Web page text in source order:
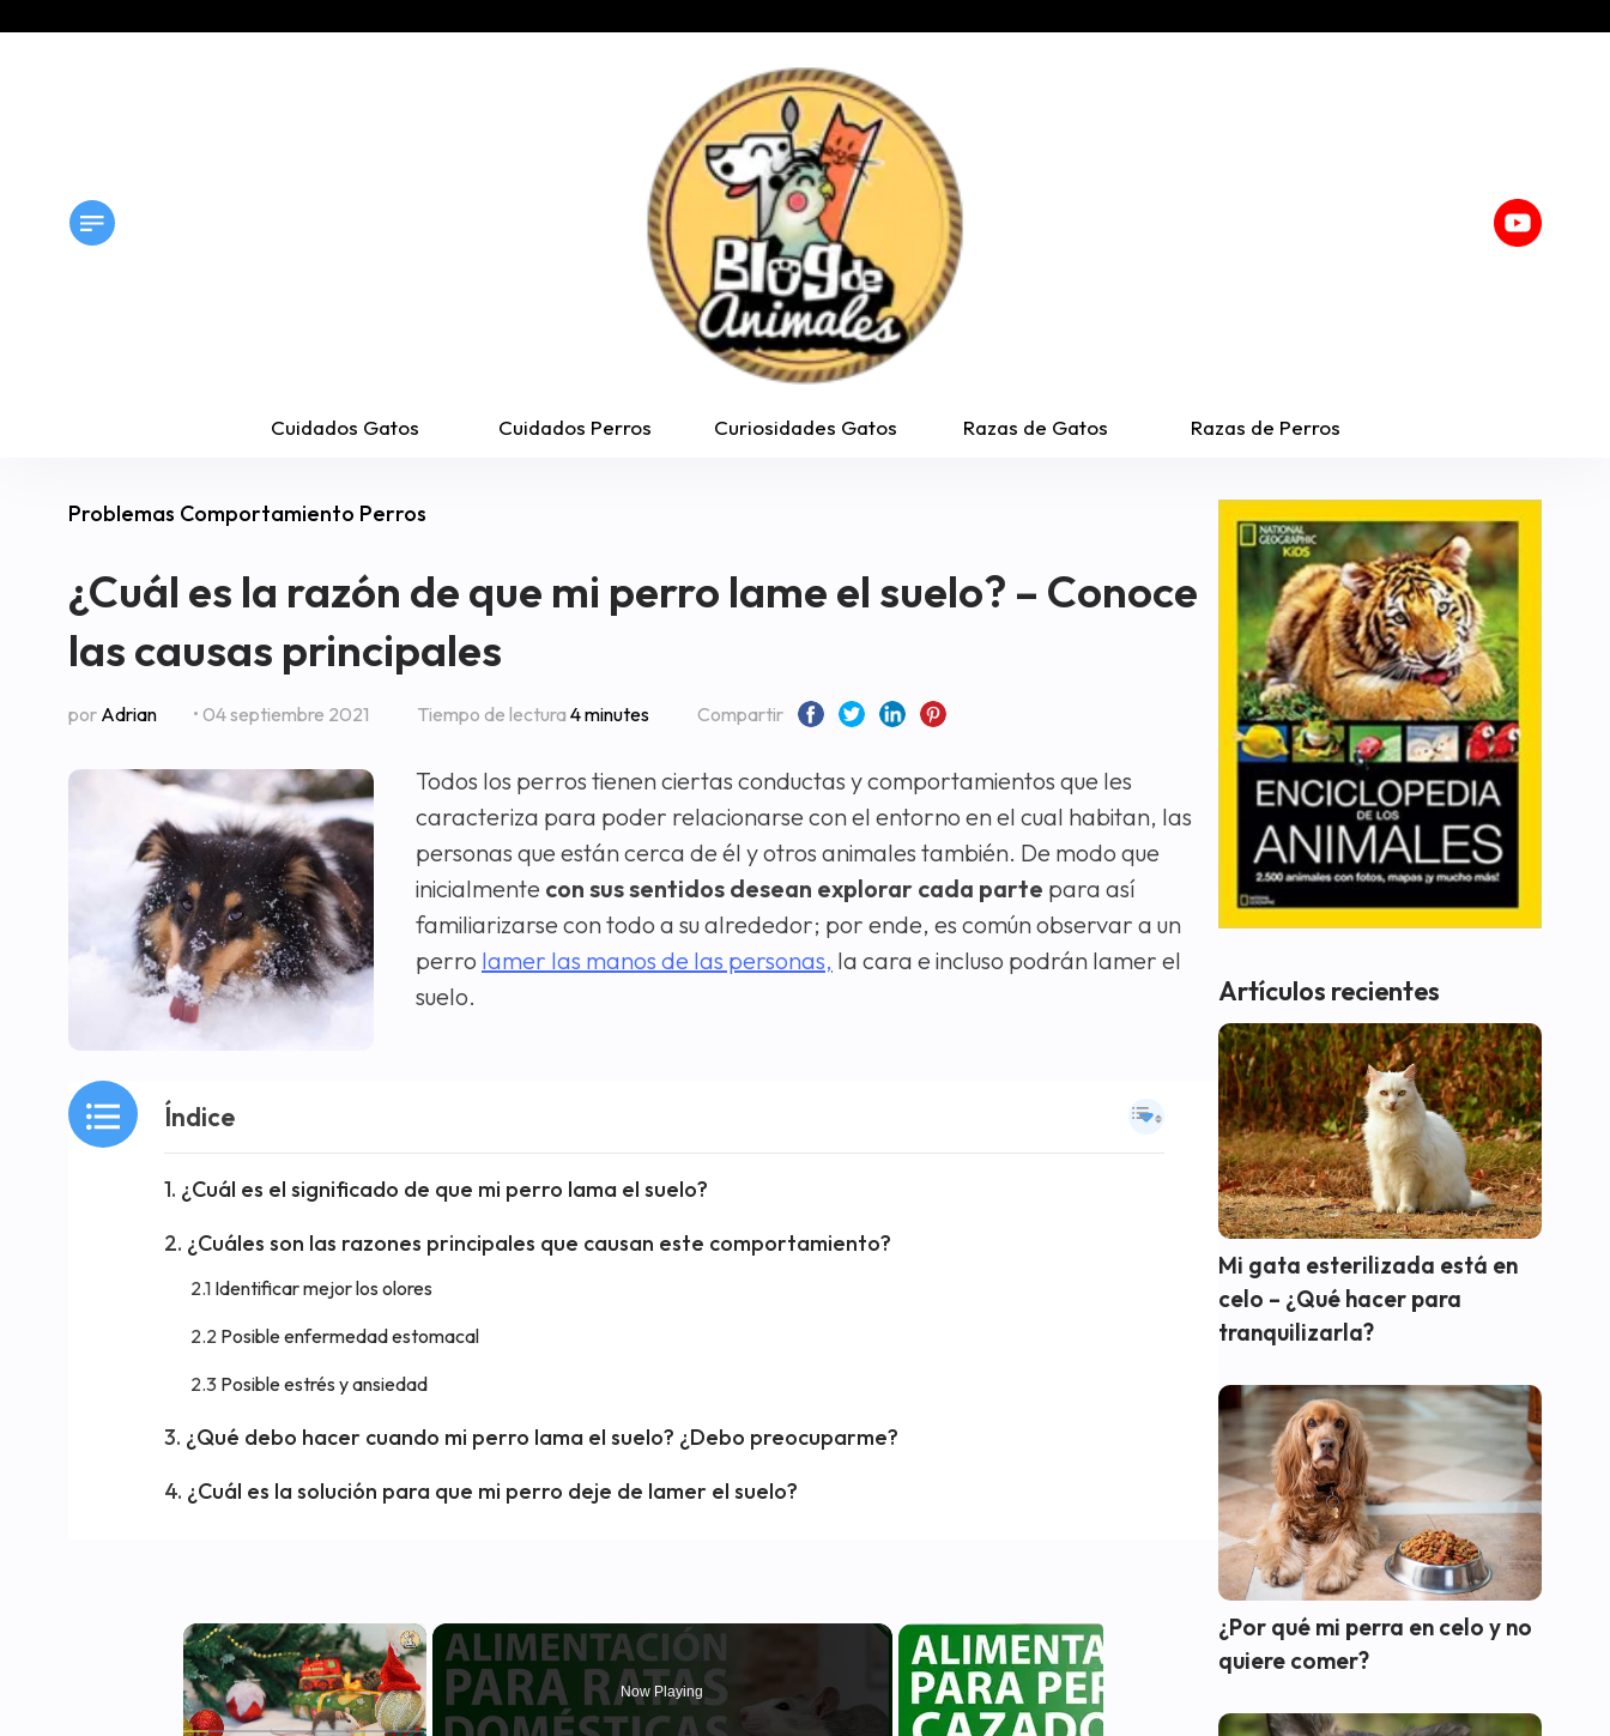
Cuidados Gatos Cuidados Perros Curiosidades Gatos Razas de Gatos Razas de Perros
Problemas Comportamiento Perros
¿Cuál es la razón de que mi perro lame el suelo? – Conoce
las causas principales
por Adrian • 04 septiembre 2021 Tiempo de lectura4 minutes Compartir
Todos los perros tienen ciertas conductas y comportamientos que les
caracteriza para poder relacionarse con el entorno en el cual habitan, las
personas que están cerca de él y otros animales también. De modo que
inicialmente con sus sentidos desean explorar cada parte para así
familiarizarse con todo a su alrededor; por ende, es común observar a un
perro lamer las manos de las personas, la cara e incluso podrán lamer el
suelo.
Índice
¿Cuál es el significado de que mi perro lama el suelo?
¿Cuáles son las razones principales que causan este comportamiento?
Identificar mejor los olores
Posible enfermedad estomacal
Posible estrés y ansiedad
¿Qué debo hacer cuando mi perro lama el suelo? ¿Debo preocuparme?
¿Cuál es la solución para que mi perro deje de lamer el suelo?
×
Now Playing
Artículos recientes
Mi gata esterilizada está en
celo – ¿Qué hacer para
tranquilizarla?
¿Por qué mi perra en celo y no
quiere comer?